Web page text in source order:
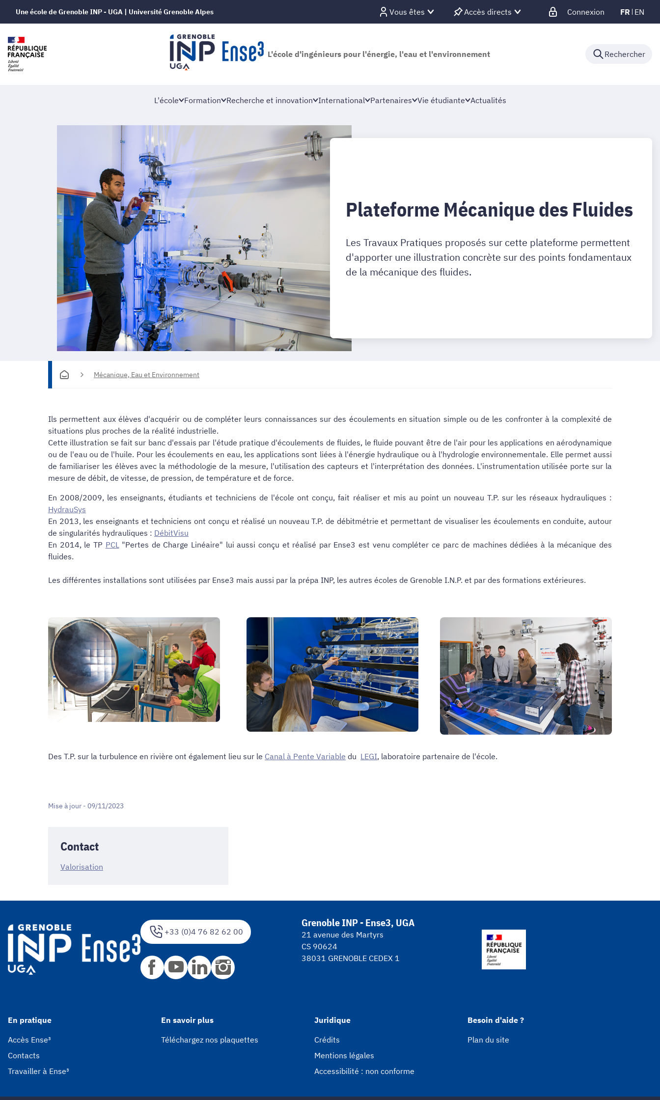
Une école de Grenoble INP - UGA | Université Grenoble Alpes Vous êtes Accès directs Connexion FR EN
L'école d'ingénieurs pour l'énergie, l'eau et l'environnement Rechercher
L'école Formation Recherche et innovation International Partenaires Vie étudiante Actualités
Plateforme Mécanique des Fluides
Les Travaux Pratiques proposés sur cette plateforme permettent
d'apporter une illustration concrète sur des points fondamentaux
de la mécanique des fluides.
Mécanique, Eau et Environnement
Ils permettent aux élèves d'acquérir ou de compléter leurs connaissances sur des écoulements en situation simple ou de les confronter à la complexité de
situations plus proches de la réalité industrielle.
Cette illustration se fait sur banc d'essais par l'étude pratique d'écoulements de fluides, le fluide pouvant être de l'air pour les applications en aérodynamique
ou de l'eau ou de l'huile. Pour les écoulements en eau, les applications sont liées à l'énergie hydraulique ou à l'hydrologie environnementale. Elle permet aussi
de familiariser les élèves avec la méthodologie de la mesure, l'utilisation des capteurs et l'interprétation des données. L'instrumentation utilisée porte sur la
mesure de débit, de vitesse, de pression, de température et de force.
En 2008/2009, les enseignants, étudiants et techniciens de l'école ont conçu, fait réaliser et mis au point un nouveau T.P. sur les réseaux hydrauliques :
HydrauSys
En 2013, les enseignants et techniciens ont conçu et réalisé un nouveau T.P. de débitmétrie et permettant de visualiser les écoulements en conduite, autour
de singularités hydrauliques : DébitVisu
En 2014, le TP PCL"Pertes de Charge Linéaire" lui aussi conçu et réalisé par Ense3 est venu compléter ce parc de machines dédiées à la mécanique des
fluides.
Les différentes installations sont utilisées par Ense3 mais aussi par la prépa INP, les autres écoles de Grenoble I.N.P. et par des formations extérieures.
Des T.P. sur la turbulence en rivière ont également lieu sur le Canal à Pente Variable du LEGI, laboratoire partenaire de l'école.
Mise à jour - 09/11/2023
Contact
Valorisation
+33 (0)4 76 82 62 00
Grenoble INP - Ense3, UGA
21 avenue des Martyrs
CS 90624
38031 GRENOBLE CEDEX 1
En pratique
Accès Ense³
Contacts
Travailler à Ense³
En savoir plus
Téléchargez nos plaquettes
Juridique
Crédits
Mentions légales
Accessibilité : non conforme
Besoin d'aide ?
Plan du site